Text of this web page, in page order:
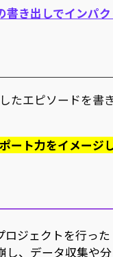
書き出しでインパ
たエピソードを書
ート力をイメージ
ロジェクトを行った
し、データ収集や分